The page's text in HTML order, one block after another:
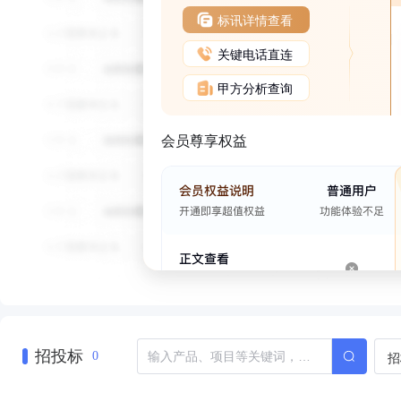
标讯详情查看
关键电话直连
甲方分析查询
会员尊享权益
招投标 0